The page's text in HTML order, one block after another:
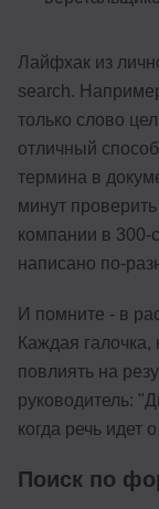
Лайфхак из
search.
только слово
отличный
термина в
минут
компании в 300-
написано по-
И помните - в
Каждая
повлиять на
руководитель:
когда речь идет
Поиск по